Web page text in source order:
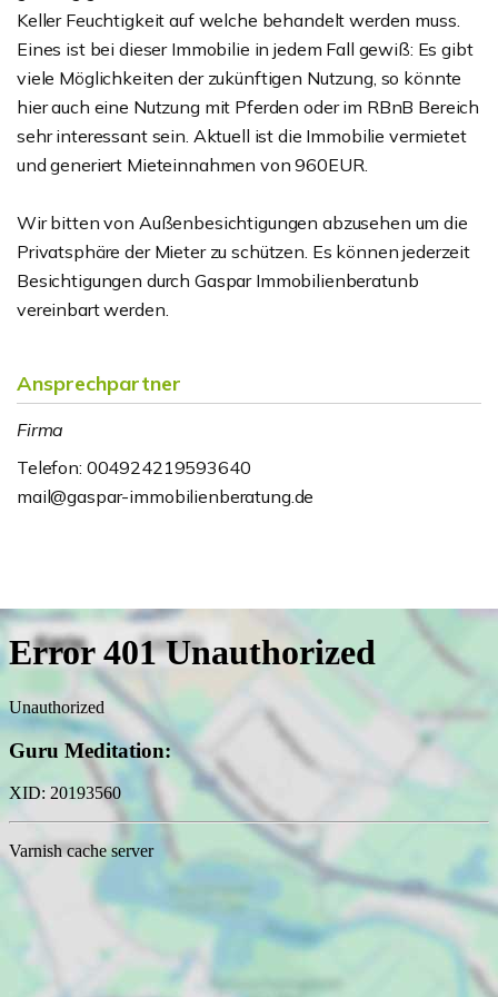
Keller Feuchtigkeit auf welche behandelt werden muss.
Eines ist bei dieser Immobilie in jedem Fall gewiß: Es gibt
viele Möglichkeiten der zukünftigen Nutzung, so könnte
hier auch eine Nutzung mit Pferden oder im RBnB Bereich
sehr interessant sein. Aktuell ist die Immobilie vermietet
und generiert Mieteinnahmen von 960EUR.
Wir bitten von Außenbesichtigungen abzusehen um die
Privatsphäre der Mieter zu schützen. Es können jederzeit
Besichtigungen durch Gaspar Immobilienberatunb
vereinbart werden.
Ansprechpartner
Firma
Telefon: 004924219593640
mail@gaspar-immobilienberatung.de